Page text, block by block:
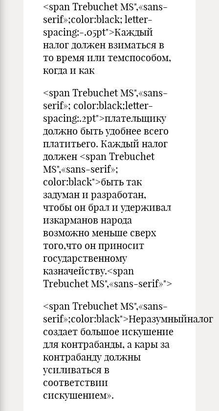
<span Trebuchet MS",«sans-
serif»;color:black; letter-
spacing:-.05pt">Каждый
налог должен взиматься в
то время или темспособом,
когда и как
<span Trebuchet MS",«sans-
serif»; color:black;letter-
spacing:.2pt">плательщику
должно быть удобнее всего
платитьего. Каждый налог
должен <span Trebuchet
MS",«sans-serif»;
color:black">быть так
задуман и разработан,
чтобы он брал и удерживал
изкарманов народа
возможно меньше сверх
того,что он приносит
государственному
казначейству.<span
Trebuchet MS",«sans-serif»">
<span Trebuchet MS",«sans-
serif»;color:black">Неразумныйналог
создает большое искушение
для контрабанды, а кары за
контрабанду должны
усиливаться в
соответствии
сискушением».